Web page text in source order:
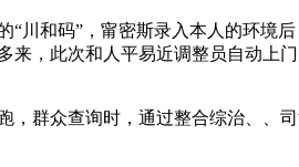
和码”，甯密斯录入本人的环境
，此次和人平易近调整员自动上门
众查询时，通过整合综治、、司